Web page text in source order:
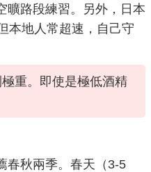
曠路段練習。另外，日本
本地人常超速，自己守
重。即使是極低酒精
春秋兩季。春天（3-5